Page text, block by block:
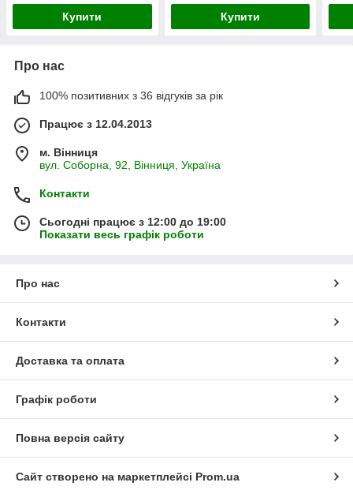
Купити Купити
Про нас
100% позитивних з 36 відгуків за рік
Працює з 12.04.2013
м. Вінниця
вул. Соборна, 92, Вінниця, Україна
Контакти
Сьогодні працює з 12:00 до 19:00
Показати весь графік роботи
Про нас
Контакти
Доставка та оплата
Графік роботи
Повна версія сайту
Сайт створено на маркетплейсі Prom.ua